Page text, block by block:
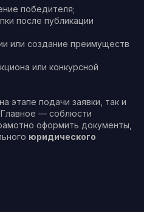
победителя;
после публикации
или создание преимуществ
или конкурсной
этапе подачи заявки, так и
— соблюсти
оформить документы,
юридического